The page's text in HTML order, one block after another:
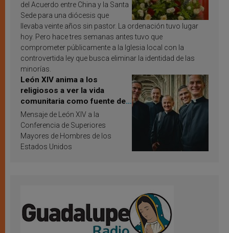
del Acuerdo entre China y la Santa
Sede para una diócesis que
llevaba veinte años sin pastor. La ordenación tuvo lugar
hoy. Pero hace tres semanas antes tuvo que
comprometer públicamente a la Iglesia local con la
controvertida ley que busca eliminar la identidad de las
minorías.
León XIV anima a los
religiosos a ver la vida
comunitaria como fuente de
inspiración y santificación
Mensaje de León XIV a la
Conferencia de Superiores
Mayores de Hombres de los
Estados Unidos